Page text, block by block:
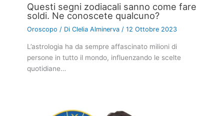
Questi segni zodiacali sanno come fare
soldi. Ne conoscete qualcuno?
Oroscopo / DiClelia Alminerva /12 Ottobre 2023
L’astrologia ha da sempre affascinato milioni di
persone in tutto il mondo, influenzando le scelte
quotidiane…